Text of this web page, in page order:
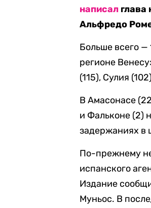
написал глава
Альфредо
Больше всего —
регионе
(115), Сулия
В Амасонасе
и Фальконе (2)
задержаниях в
По-прежнему
испанского
Издание
Муньос. В